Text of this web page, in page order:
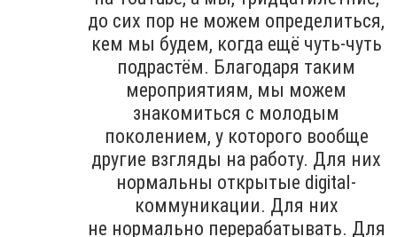
до сих пор не можем определиться,
кем мы будем, когда ещё чуть-чуть
подрастём. Благодаря таким
мероприятиям, мы можем
знакомиться с молодым
поколением, у которого вообще
другие взгляды на работу. Для них
нормальны открытые digital-
коммуникации. Для них
не нормально перерабатывать. Для